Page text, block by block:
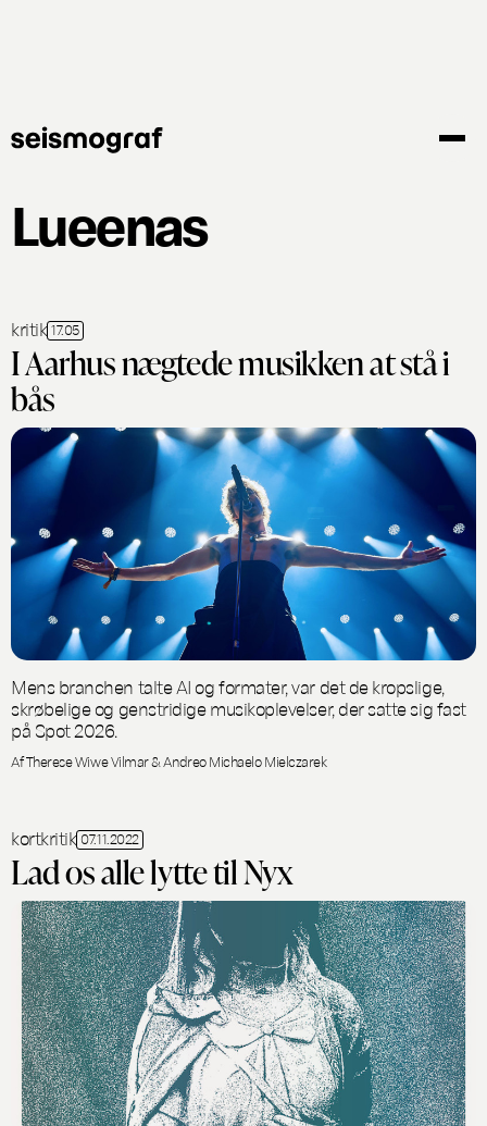
Lueenas
kritik 17.05
I Aarhus nægtede musikken at stå i
bås
Mens branchen talte AI og formater, var det de kropslige,
skrøbelige og genstridige musikoplevelser, der satte sig fast
på Spot 2026.
Af Therese Wiwe Vilmar & Andreo Michaelo Mielczarek
kortkritik 07.11.2022
Lad os alle lytte til Nyx